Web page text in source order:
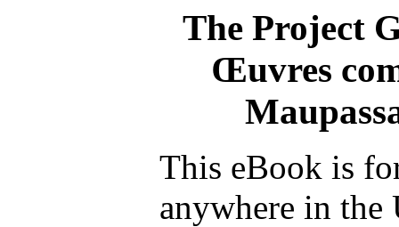
The Project
Œuvres
This eBook is
anywhere in the